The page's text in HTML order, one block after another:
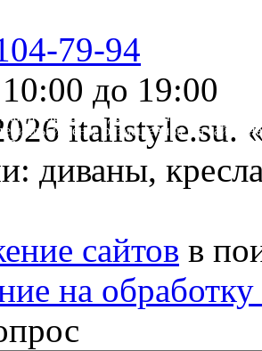
79-94
до 19:00
на то, что данный интернет-сайт
и цены, размещенные на сайте,
РФ.
italistyle.su.
диваны,
сайтов в
на